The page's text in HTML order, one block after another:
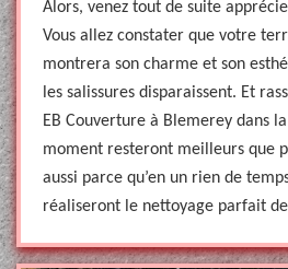
Alors, venez tout de suite
Vous allez constater que votre
montrera son charme et son
les salissures disparaissent. Et
EB Couverture à Blemerey dans
moment resteront meilleurs que
aussi parce qu’en un rien de
réaliseront le nettoyage parfait